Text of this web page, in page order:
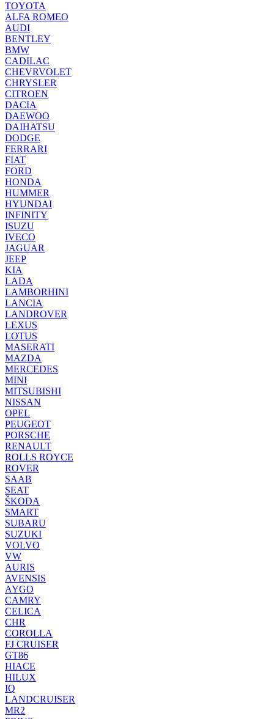
TOYOTA
ALFA ROMEO
AUDI
BENTLEY
BMW
CADILAC
CHEVRVOLET
CHRYSLER
CITROEN
DACIA
DAEWOO
DAIHATSU
DODGE
FERRARI
FIAT
FORD
HONDA
HUMMER
HYUNDAI
INFINITY
ISUZU
IVECO
JAGUAR
JEEP
KIA
LADA
LAMBORHINI
LANCIA
LANDROVER
LEXUS
LOTUS
MASERATI
MAZDA
MERCEDES
MINI
MITSUBISHI
NISSAN
OPEL
PEUGEOT
PORSCHE
RENAULT
ROLLS ROYCE
ROVER
SAAB
SEAT
ŠKODA
SMART
SUBARU
SUZUKI
VOLVO
VW
AURIS
AVENSIS
AYGO
CAMRY
CELICA
CHR
COROLLA
FJ CRUISER
GT86
HIACE
HILUX
IQ
LANDCRUISER
MR2